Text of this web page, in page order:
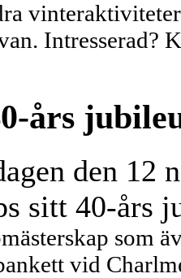
Intresserad?
års
den 12
sitt 40-års
som
vid